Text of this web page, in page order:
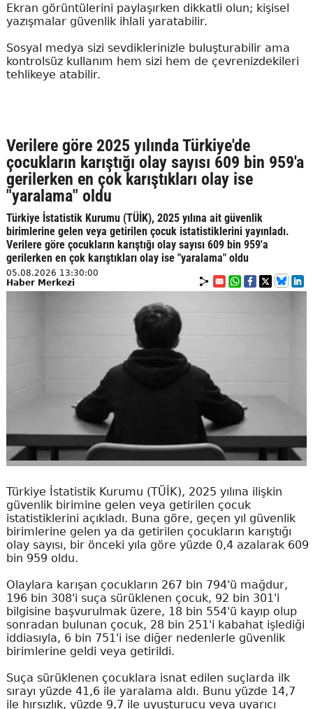
Ekran görüntülerini paylaşırken dikkatli olun; kişisel
yazışmalar güvenlik ihlali yaratabilir.
Sosyal medya sizi sevdiklerinizle buluşturabilir ama
kontrolsüz kullanım hem sizi hem de çevrenizdekileri
tehlikeye atabilir.
Verilere göre 2025 yılında Türkiye'de
çocukların karıştığı olay sayısı 609 bin 959'a
gerilerken en çok karıştıkları olay ise
"yaralama" oldu
Türkiye İstatistik Kurumu (TÜİK), 2025 yılına ait güvenlik
birimlerine gelen veya getirilen çocuk istatistiklerini yayınladı.
Verilere göre çocukların karıştığı olay sayısı 609 bin 959'a
gerilerken en çok karıştıkları olay ise "yaralama" oldu
05.08.2026 13:30:00
Haber Merkezi
Türkiye İstatistik Kurumu (TÜİK), 2025 yılına ilişkin
güvenlik birimine gelen veya getirilen çocuk
istatistiklerini açıkladı. Buna göre, geçen yıl güvenlik
birimlerine gelen ya da getirilen çocukların karıştığı
olay sayısı, bir önceki yıla göre yüzde 0,4 azalarak 609
bin 959 oldu.
Olaylara karışan çocukların 267 bin 794'ü mağdur,
196 bin 308'i suça sürüklenen çocuk, 92 bin 301'i
bilgisine başvurulmak üzere, 18 bin 554'ü kayıp olup
sonradan bulunan çocuk, 28 bin 251'i kabahat işlediği
iddiasıyla, 6 bin 751'i ise diğer nedenlerle güvenlik
birimlerine geldi veya getirildi.
Suça sürüklenen çocuklara isnat edilen suçlarda ilk
sırayı yüzde 41,6 ile yaralama aldı. Bunu yüzde 14,7
ile hırsızlık, yüzde 9,7 ile uyuşturucu veya uyarıcı